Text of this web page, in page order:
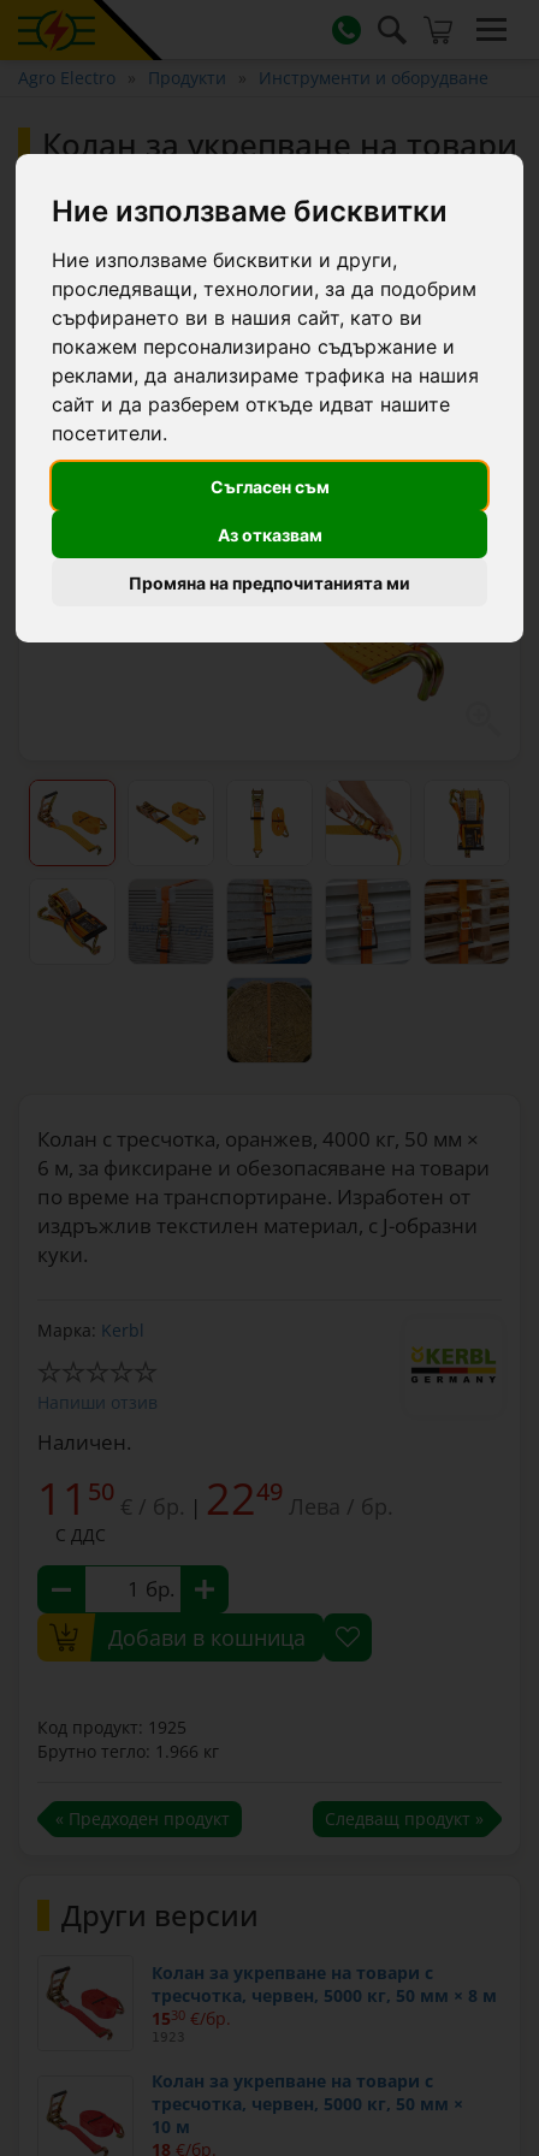
Ние използваме бисквитки
Ние използваме бисквитки и други,
проследяващи, технологии, за да подобрим
сърфирането ви в нашия сайт, като ви
покажем персонализирано съдържание и
реклами, да анализираме трафика на нашия
сайт и да разберем откъде идват нашите
посетители.
Съгласен съм
Аз отказвам
Промяна на предпочитанията ми
Agro Electro Продукти Инструменти и оборудване
Колан за укрепване на товари
50 мм × 6 м
Колан с тресчотка, оранжев, 4000 кг, 50 мм ×
6 м, за фиксиране и обезопасяване на товари
по време на транспортиране. Изработен от
издръжлив текстилен материал, с J-образни
куки.
Марка: Kerbl
Напиши отзив
Наличен.
11 50 € / бр. | 2249 Лева / бр.
С ДДС
бр.
Добави в кошница
Код продукт: 1925
Брутно тегло: 1.966 кг
« Предходен продукт Следващ продукт »
Други версии
Колан за укрепване на товари с
тресчотка, червен, 5000 кг, 50 мм × 8 м
1530 €/бр.
1923
Колан за укрепване на товари с
тресчотка, червен, 5000 кг, 50 мм ×
10 м
18 €/бр.